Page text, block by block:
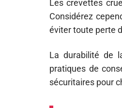
Les crevettes
Considérez
éviter toute perte
La durabilité de
pratiques de
sécuritaires pour